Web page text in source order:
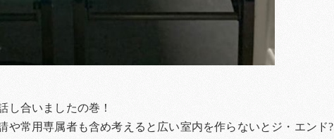
し合いましたの巻！
や常用専属者も含め考えると広い室内を作らないとジ・エンド?